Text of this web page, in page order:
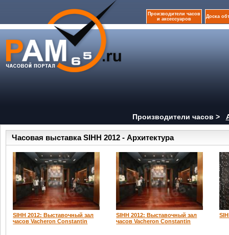
Производители часов
и аксессуаров
Доска
Производители часов >
Часовая выставка SIHH 2012 - Архитектура
SIHH 2012: Выставочный зал
часов Vacheron Constantin
SIHH 2012: Выставочный зал
часов Vacheron Constantin